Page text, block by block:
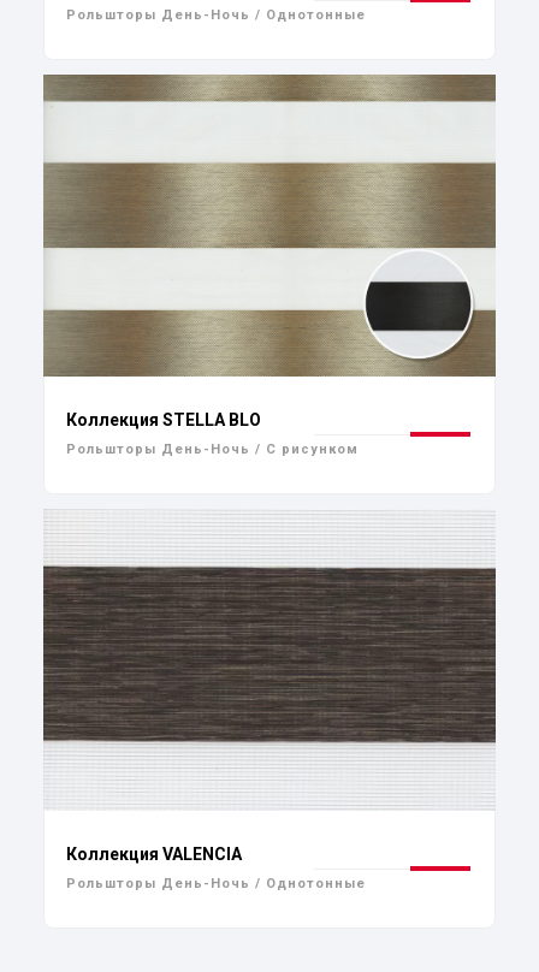
Рольшторы День-Ночь / Однотонные
Коллекция STELLA BLO
Рольшторы День-Ночь / С рисунком
Коллекция VALENCIA
Рольшторы День-Ночь / Однотонные